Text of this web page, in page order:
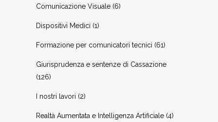
Comunicazione Visuale (6)
Dispositivi Medici (1)
Formazione per comunicatori tecnici (61)
Giurisprudenza e sentenze di Cassazione
(126)
I nostri lavori (2)
Realtà Aumentata e Intelligenza Artificiale (4)